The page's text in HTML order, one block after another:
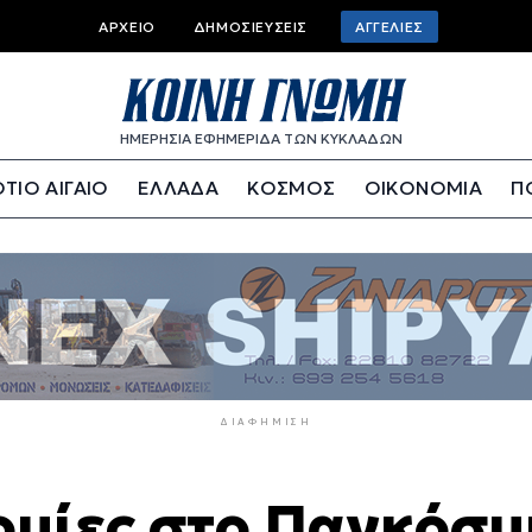
Top
bar
menu
ΑΡΧΕΊΟ ΔΗΜΟΣΙΕΎΣΕΙΣ ΑΓΓΕΛΊΕΣ
ΗΜΕΡΗΣΙΑ ΕΦΗΜΕΡΙΔΑ ΤΩΝ ΚΥΚΛΑΔΩΝ
ΑΙΓΑΙΟ ΕΛΛΑΔΑ ΚΟΣΜΟΣ ΟΙΚΟΝΟΜΙΑ
ΔΙΑΦΉΜΙΣΗ